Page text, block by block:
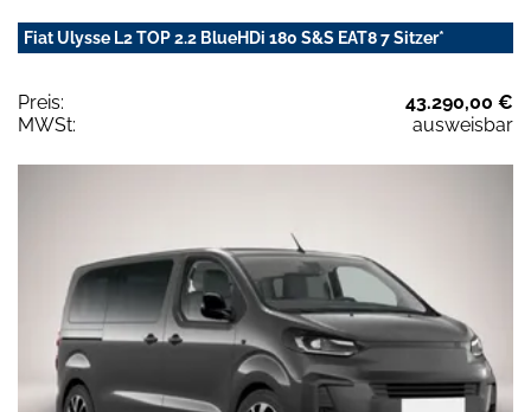
Fiat Ulysse L2 TOP 2.2 BlueHDi 180 S&S EAT8 7 Sitzer*
Preis:
43.290,00 €
MWSt:
ausweisbar